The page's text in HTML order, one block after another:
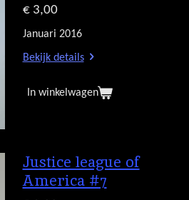
€ 3,00
Januari 2016
Bekijk details
In winkelwagen
Justice league of
America #7